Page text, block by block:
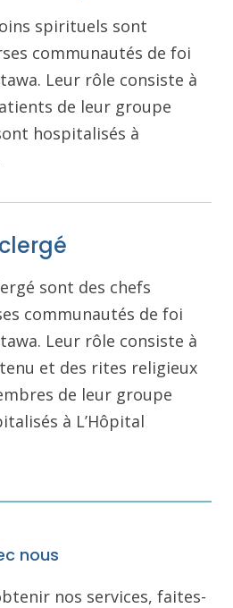
spirituels sont
communautés de foi
Leur rôle consiste à
de leur groupe
hospitalisés à
sont des chefs
communautés de foi
Leur rôle consiste à
et des rites religieux
de leur groupe
à L’Hôpital
nous
nos services, faites-